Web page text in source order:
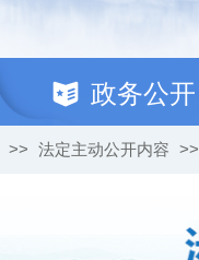
政务公开
>> 法定主动公开内容 >>